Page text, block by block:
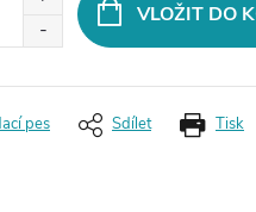
VLOŽIT DO
Tisk
pes Sdílet